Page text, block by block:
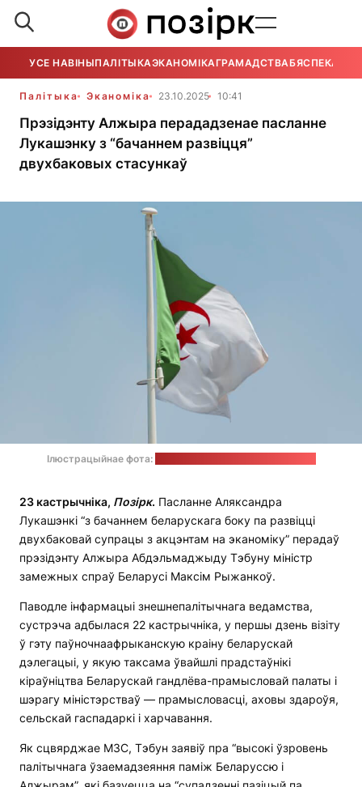
УСЕ НАВІНЫПАЛІТЫКАЭКАНОМІКАГРАМАДСТВАБЯСПЕКА
Палітыка Эканоміка 23.10.2025 10:41
Прэзідэнту Алжыра перададзенае пасланне
Лукашэнку з “бачаннем развіцця”
двухбаковых стасункаў
Ілюстрацыйнае фота:
23 кастрычніка, Позірк. Пасланне Аляксандра
Лукашэнкі “з бачаннем беларускага боку па развіцці
двухбаковай супрацы з акцэнтам на эканоміку” перадаў
прэзідэнту Алжыра Абдэльмаджыду Тэбуну міністр
замежных спраў Беларусі Максім Рыжанкоў.
Паводле інфармацыі знешнепалітычнага ведамства,
сустрэча адбылася 22 кастрычніка, у першы дзень візіту
ў гэту паўночнаафрыканскую краіну беларускай
дэлегацыі, у якую таксама ўвайшлі прадстаўнікі
кіраўніцтва Беларускай гандлёва-прамысловай палаты і
шэрагу міністэрстваў — прамысловасці, аховы здароўя,
сельскай гаспадаркі і харчавання.
Як сцвярджае МЗС, Тэбун заявіў пра “высокі ўзровень
палітычнага ўзаемадзеяння паміж Беларуссю і